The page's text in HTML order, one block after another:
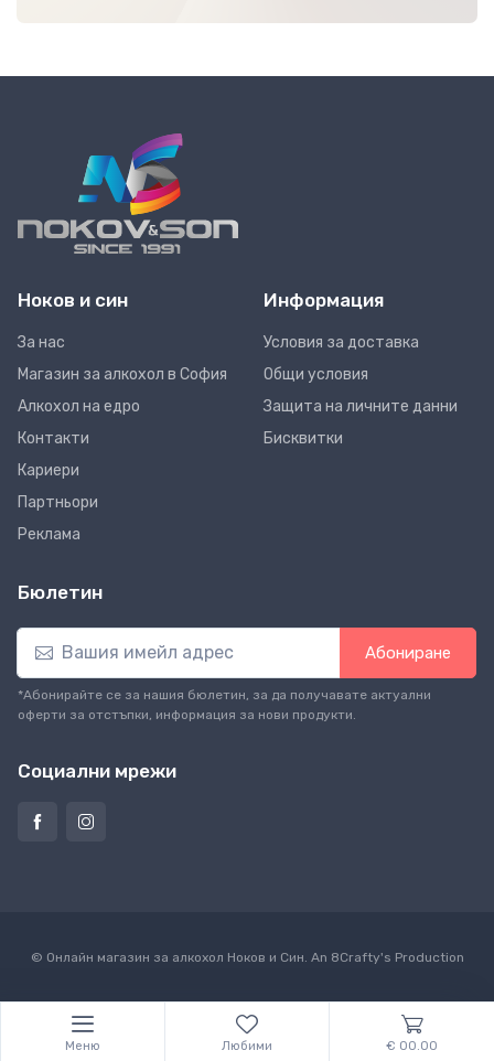
Ноков и син
За нас
Магазин за алкохол в София
Алкохол на едро
Контакти
Кариери
Партньори
Реклама
Информация
Условия за доставка
Общи условия
Защита на личните данни
Бисквитки
Бюлетин
Абониране
*Абонирайте се за нашия бюлетин, за да получавате актуални
оферти за отстъпки, информация за нови продукти.
Социални мрежи
© Онлайн магазин за алкохол Ноков и Син. An 8Crafty's Production
Меню Любими € 00.00